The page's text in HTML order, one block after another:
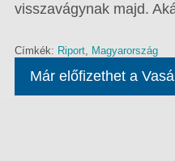
visszavágynak majd.
Címkék: Riport, Magyarország
Már előfizethet a